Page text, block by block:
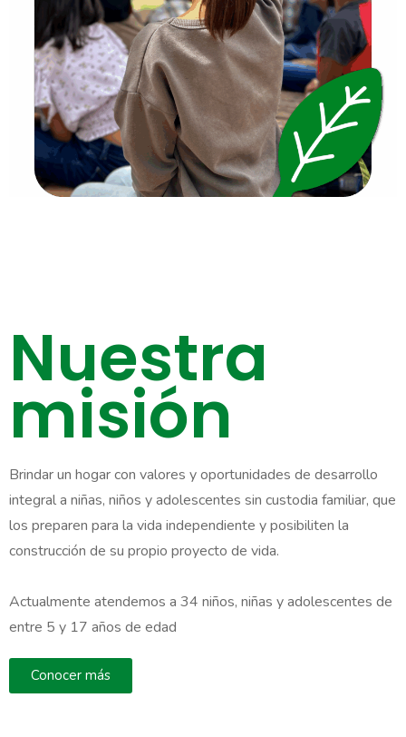
Nuestra
misión
Brindar un hogar con valores y oportunidades de desarrollo
integral a niñas, niños y adolescentes sin custodia familiar, que
los preparen para la vida independiente y posibiliten la
construcción de su propio proyecto de vida.
Actualmente atendemos a 34 niños, niñas y adolescentes de
entre 5 y 17 años de edad
Conocer más